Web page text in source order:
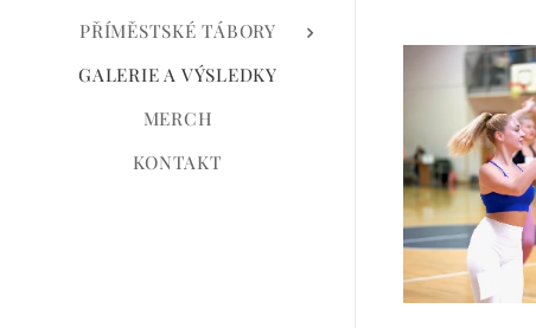
PŘÍMĚSTSKÉ TÁBORY
GALERIE A VÝSLEDKY
MERCH
KONTAKT